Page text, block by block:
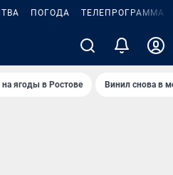
ПОГОДА ТЕЛЕПРОГРАММА
ягоды в Ростове Винил снова в